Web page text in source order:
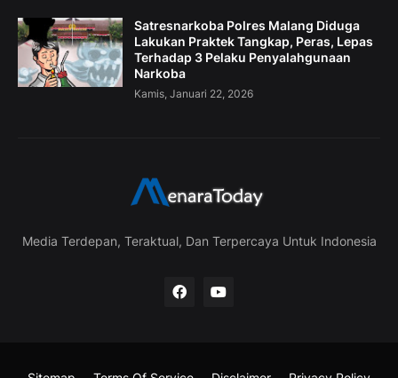
Satresnarkoba Polres Malang Diduga
Lakukan Praktek Tangkap, Peras, Lepas
Terhadap 3 Pelaku Penyalahgunaan
Narkoba
Kamis, Januari 22, 2026
Media Terdepan, Teraktual, Dan Terpercaya Untuk Indonesia